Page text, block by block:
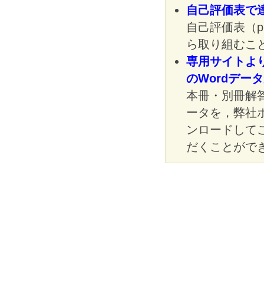
自己評価表で
自己評価表（
ら取り組むこ
専用サイトよ
のWordデー
本冊・別冊解
ータを，弊社
ンロードして
だくことがで